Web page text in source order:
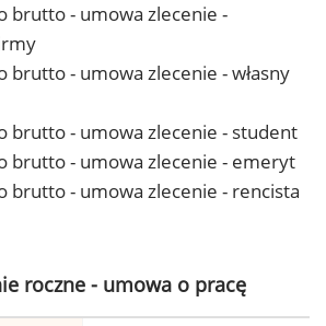
brutto - umowa zlecenie -
brutto - umowa zlecenie - własny
brutto - umowa zlecenie - student
brutto - umowa zlecenie - emeryt
brutto - umowa zlecenie - rencista
roczne - umowa o pracę